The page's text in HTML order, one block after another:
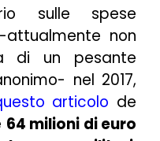
sulle spese
non
di un pesante
nel 2017,
articolo de
64 milioni di euro